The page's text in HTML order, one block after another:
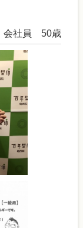
会社員 50歳